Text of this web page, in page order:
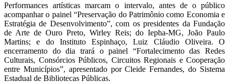
Performances artísticas marcam o intervalo, antes de o público
acompanhar o painel “Preservação do Patrimônio como Economia e
Estratégia de Desenvolvimento”, com os presidentes da Fundação
de Arte de Ouro Preto, Wirley Reis; do Iepha-MG, João Paulo
Martins; e do Instituto Espinhaço, Luiz Cláudio Oliveira. O
encerramento do dia trará o painel “Fortalecimento das Redes
Culturais, Consórcios Públicos, Circuitos Regionais e Cooperação
entre Municípios”, apresentado por Cleide Fernandes, do Sistema
Estadual de Bibliotecas Públicas.